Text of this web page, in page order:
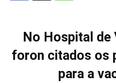
No Hospital de
foron citados os
para a